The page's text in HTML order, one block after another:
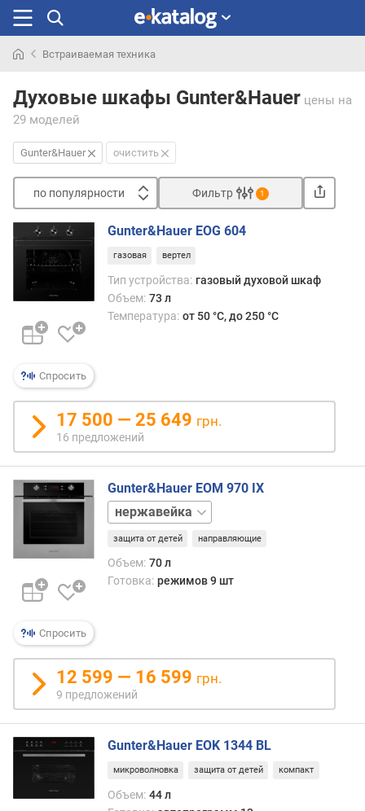
раньше
Встраиваемая техника
Духовые шкафы Gunter&Hauer цены на
29 моделей
Gunter&Hauer очистить
по популярности
п
о
у
л
р
с
и
о
т
е
е
в
х
к
о
о
г
и
м
Фильтр 1
Спросить
Gunter&Hauer EOG 604
газовая вертел
Тип устройства: газовый духовой шкаф
Объем: 73 л
Температура: от 50 °C, до 250 °C
17 500 — 25 649 грн.
16 предложений
Спросить
Gunter&Hauer EOM 970 IX
белый
черный
защита от детей направляющие
Объем: 70 л
Готовка: режимов 9 шт
12 599 — 16 599 грн.
9 предложений
Gunter&Hauer EOK 1344 BL
микроволновка защита от детей компакт
Объем: 44 л